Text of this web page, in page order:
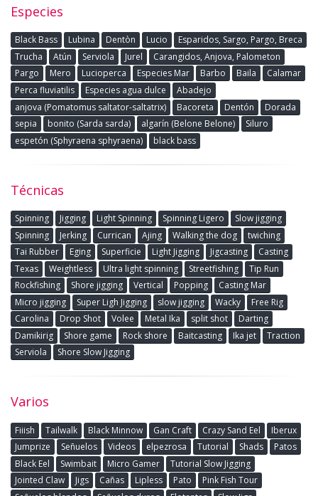
Especies
Black Bass Lubina Dentòn Lucio
Esparidos, Sargo, Pargo, Breca
Trucha
Atún Serviola Jurel
Carangidos, Anjova, Palometon
Pargo
Mero Lucioperca Especies Mar Barbo Baila
Calamar
Perca fluviatilis
Especies agua dulce
Abadejo
anjova (Pomatomus saltator-saltatrix)
Bacoreta Dentón
Dorada
sepia
bonito (Sarda sarda) algarín (Belone Belone)
Siluro
espetón (Sphyraena sphyraena)
black bass
Técnicas
Spinning Jigging Light Spinning Spinning Ligero
Slow jigging
Spinning
Jerking Currican Ajing Walking the dog
twiching
Tai Rubber
Eging Superficie Light Jigging Jigcasting
Casting
Texas
Weightless Ultra light spinning Streetfishing
Tip Run
Rockfishing
Shore jigging Vertical Popping
Casting Mar
Micro jigging
Super Ligh Jigging slow jigging Wacky
Free Rig
Carolina
Drop Shot Volee Metal Ika split shot
Darting
Damikirig
Shore game Rock shore Baitcasting Ika jet
Traction
Serviola
Shore Slow Jigging
Varios
Fiiish Tailwalk Black Minnow Gan Craft Crazy Sand Eel
Iberux
Jumprize
Señuelos Videos elpezrosa Tutorial Shads
Patos
Black Eel
Swimbait Micro Gamer
Tutorial Slow Jigging
Jointed Claw
Jigs Cañas Lipless Pato
Pink Fish Tour